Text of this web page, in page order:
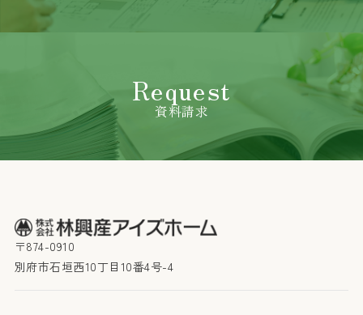
当社は、本サイトにおける各種サービスまたは各種情
報の提供またはその遅滞、変更、中断、中止、停止も
しくは廃止、その他本サイトに関連して発生したお客
様または第三者の損害について、一切の責任を負わな
いものとします。情報の閲覧やサービスの提供を受け
るにあたっては、法令上の義務に従った上、お客様ご
自身の責任において行っていただきますようお願いい
トに含まれている情報、サービス等については、一切
関知しておらず、一切の責任を負わないものとしま
す。リンク先のウェブサイトは、そのウェブサイトが
Request
資料請求
〒874-0910
別府市石垣西10丁目10番4号-4